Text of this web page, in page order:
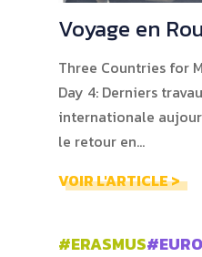
Voyage en
Three Countries for
Day 4: Derniers
internationale
le retour en…
VOIR L'ARTICLE >
#ERASMUS